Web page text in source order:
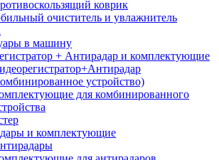
коврик
очиститель и увлажнитель
в машину
+ Антирадар и комплектующие
устройство)
для комбинированного
и комплектующие